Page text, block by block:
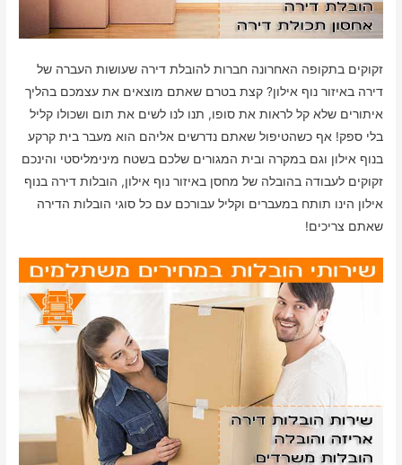
זקוקים בתקופה האחרונה חברות להובלת דירה שעושות העברה של
דירה באיזור נוף אילון? קצת בטרם שאתם מוצאים את עצמכם בהליך
איתורים שלא קל לראות את סופו, תנו לנו לשים את תום ושכולו קליל
בלי ספק! אף כשהטיפול שאתם נדרשים אליהם הוא מעבר בית קרקע
בנוף אילון וגם במקרה ובית המגורים שלכם בשטח מינימליסטי והינכם
זקוקים לעבודה בהובלה של מחסן באיזור נוף אילון, הובלות דירה בנוף
אילון הינו תותח במעברים וקליל עבורכם עם כל סוגי הובלות הדירה
שאתם צריכים!